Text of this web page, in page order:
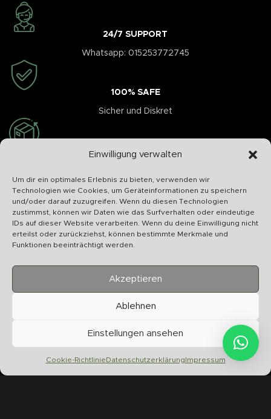
Einwilligung verwalten
Um dir ein optimales Erlebnis zu bieten, verwenden wir
Technologien wie Cookies, um Geräteinformationen zu speichern
und/oder darauf zuzugreifen. Wenn du diesen Technologien
zustimmst, können wir Daten wie das Surfverhalten oder eindeutige
IDs auf dieser Website verarbeiten. Wenn du deine Einwilligung nicht
erteilst oder zurückziehst, können bestimmte Merkmale und
Funktionen beeinträchtigt werden.
Akzeptieren
Ablehnen
Einstellungen ansehen
Cookie-RichtlinieDatenschutzerklärungImpressum
24/7 SUPPORT
Whatsapp: 015253772745
100% SAFE
Sicher und Diskret
Schnelle Abwicklung
Chilltime Store